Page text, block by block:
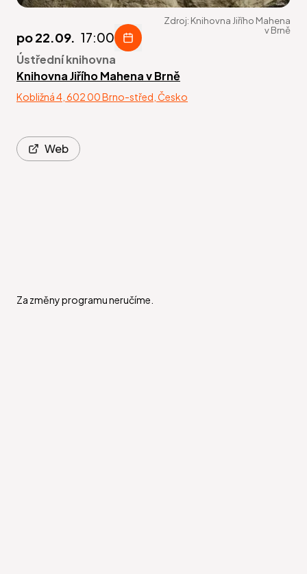
Zdroj: Knihovna Jiřího Mahena
v Brně
po 22.09. 17:00
Ústřední knihovna
Knihovna Jiřího Mahena v Brně
Kobližná 4, 602 00 Brno-střed, Česko
Web
Za změny programu neručíme.